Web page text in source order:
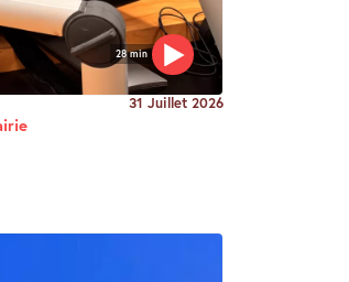
28 min
31 Juillet 2026